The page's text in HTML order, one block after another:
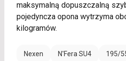
maksymalną dopuszczalną
pojedyncza opona wytrzyma
kilogramów.
Nexen N'Fera SU4 195/